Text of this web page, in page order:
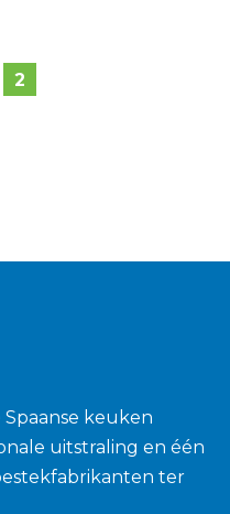
2
Spaanse keuken
uitstraling en één
ter